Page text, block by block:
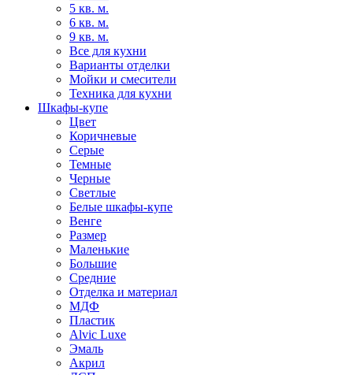
5 кв. м.
6 кв. м.
9 кв. м.
Все для кухни
Варианты отделки
Мойки и смесители
Техника для кухни
Шкафы-купе
Цвет
Коричневые
Серые
Темные
Черные
Светлые
Белые шкафы-купе
Венге
Размер
Маленькие
Большие
Средние
Отделка и материал
МДФ
Пластик
Alvic Luxe
Эмаль
Акрил